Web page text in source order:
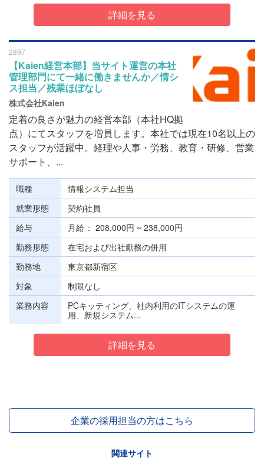
詳細を見る
2897
【Kaien経営本部】当サイト運営の本社
管理部門にて一緒に働きませんか／情シ
ス担当／残業ほぼなし
株式会社Kaien
定着の良さが魅力の経営本部（本社HQ拠
点）にてスタッフを増員します。本社では現在10名以上の
スタッフが活躍中。経理や人事・労務、教育・研修、営業
サポート、...
職種
情報システム担当
就業形態
契約社員
給与
月給
208,000円 ~ 238,000円
勤務形態
在宅および出社勤務の併用
勤務地
東京都新宿区
対象
制限なし
業務内容
PCキッティング、社内利用のITシステムの運
用、新規システム...
詳細を見る
企業の採用担当の方はこちら
関連サイト